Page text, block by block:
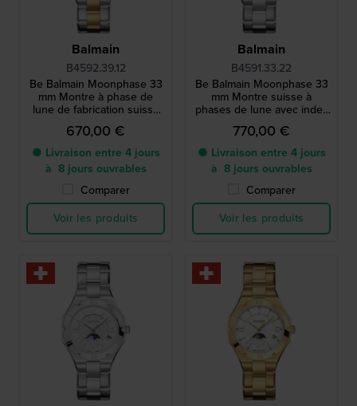
Balmain
B4592.39.12
Be Balmain Moonphase 33
mm Montre à phase de
lune de fabrication suisse
avec cadran en arabesque
670,00 €
● Livraison entre 4 jours
à 8 jours ouvrables
Comparer
Voir les produits
Balmain
B4591.33.22
Be Balmain Moonphase 33
mm Montre suisse à
phases de lune avec index
en diamants
770,00 €
● Livraison entre 4 jours
à 8 jours ouvrables
Comparer
Voir les produits